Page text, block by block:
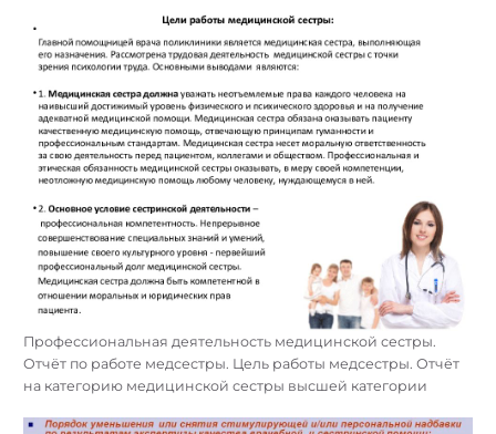
Профессиональная деятельность медицинской сестры.
Отчёт по работе медсестры. Цель работы медсестры. Отчёт
на категорию медицинской сестры высшей категории